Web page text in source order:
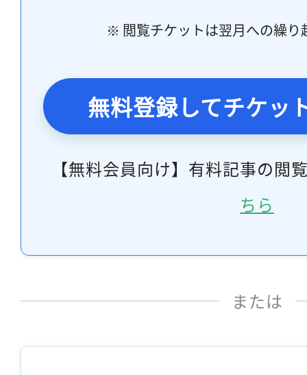
※ 閲覧チケットは翌月への繰り
無料登録してチケッ
【無料会員向け】有料記事の閲
ちら
または